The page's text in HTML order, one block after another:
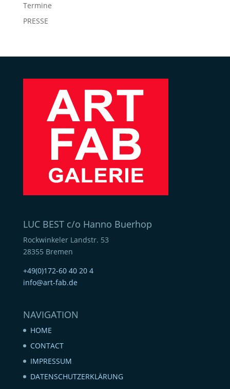
Termine
PRESSE
LUC BEST c/o Hanno Buerhop
Rockwinkeler Landstr. 53
28355 Bremen
+49(0)172-60 40 20 4
info@art-fab.de
NAVIGATION
HOME
CONTACT
IMPRESSUM
DATENSCHUTZERKLÄRUNG